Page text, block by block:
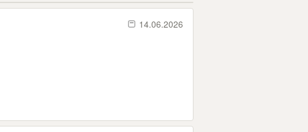
14.06.2026